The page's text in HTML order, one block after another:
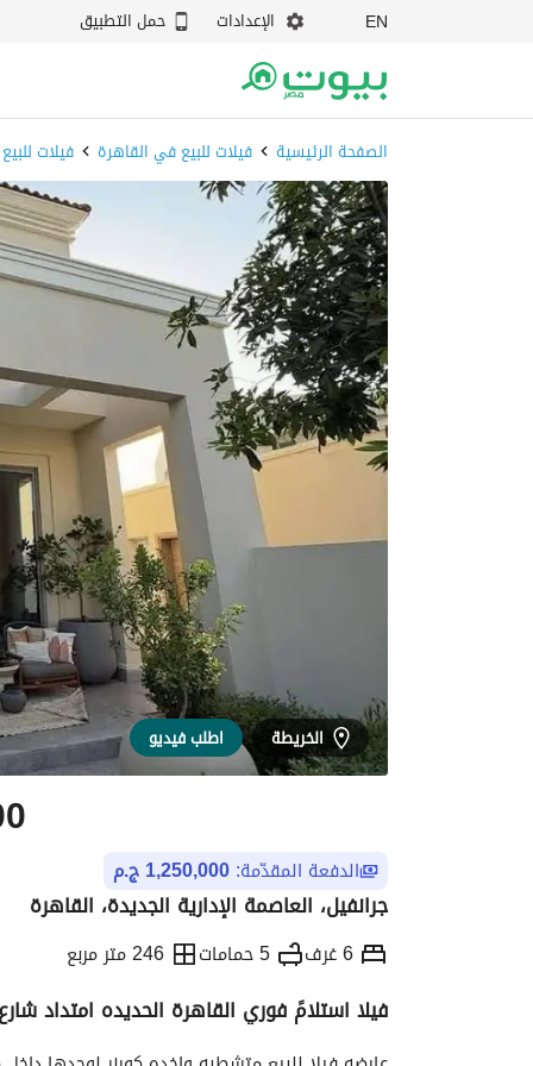
EN الإعدادات حمل التطبيق
الصفحة الرئيسية فيلات للبيع في القاهرة فيلات
الخريطة اطلب فيديو
الدفعة المقدّمة: 1,250,000 ج.م
جرانفيل، العاصمة الإدارية الجديدة، القاهرة
6 غرف 5 حمامات 246 متر مربع
الاتجاهات والمؤشرات رهن عقاري
فيلا استلامً فوري القاهرة الحديده امتداد